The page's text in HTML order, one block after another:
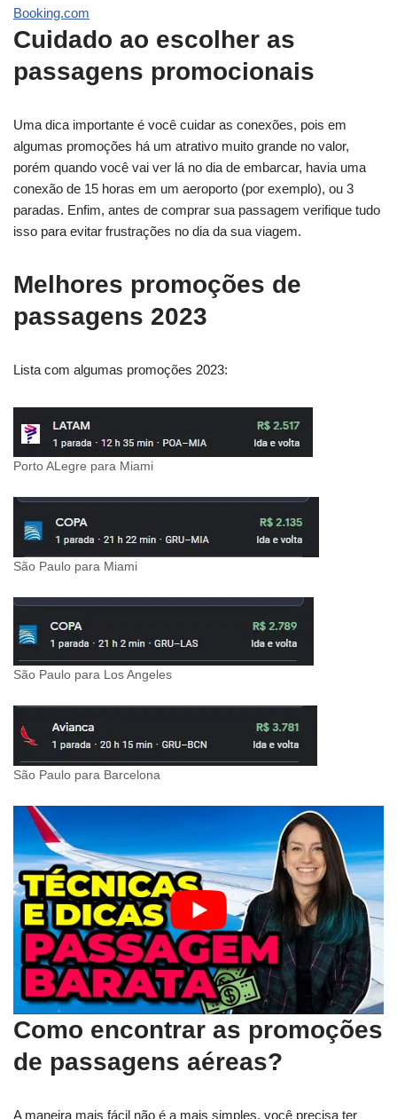
Booking.com
Cuidado ao escolher as
passagens promocionais
Uma dica importante é você cuidar as conexões, pois em
algumas promoções há um atrativo muito grande no valor,
porém quando você vai ver lá no dia de embarcar, havia uma
conexão de 15 horas em um aeroporto (por exemplo), ou 3
paradas. Enfim, antes de comprar sua passagem verifique tudo
isso para evitar frustrações no dia da sua viagem.
Melhores promoções de
passagens 2023
Lista com algumas promoções 2023:
Porto ALegre para Miami
São Paulo para Miami
São Paulo para Los Angeles
São Paulo para Barcelona
Como encontrar as promoções
de passagens aéreas?
A maneira mais fácil não é a mais simples, você precisa ter